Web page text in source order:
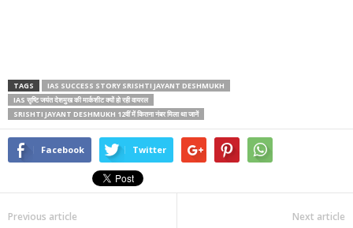
TAGS
IAS SUCCESS STORY SRISHTI JAYANT DESHMUKH
IAS सृष्टि जयंत देशमुख की मार्कशीट क्यों हो रही वायरल
SRISHTI JAYANT DESHMUKH 12वीं में कितना नंबर मिला था जानें
Facebook Twitter
Previous article Next article